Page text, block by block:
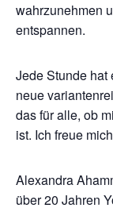
wahrzunehmen
entspannen.
Jede Stunde
neue
das für alle, ob
ist. Ich freue
Alexandra
über 20 Jahren